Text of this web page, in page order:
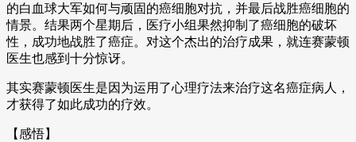
的白血球大军如何与顽固的癌细胞对抗，并最后战胜癌细胞的
情景。结果两个星期后，医疗小组果然抑制了癌细胞的破坏
性，成功地战胜了癌症。对这个杰出的治疗成果，就连赛蒙顿
医生也感到十分惊讶。
其实赛蒙顿医生是因为运用了心理疗法来治疗这名癌症病人，
才获得了如此成功的疗效。
【感悟】